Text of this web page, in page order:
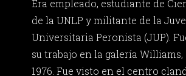
Era empleado, estudiante de
de la UNLP y militante de la
Universitaria Peronista (JUP).
su trabajo en la galería Williams,
1976. Fue visto en el centro